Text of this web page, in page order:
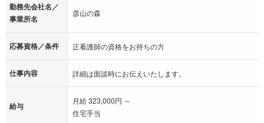
勤務先会社名／
事業所名
彦山の森
応募資格／条件 正看護師の資格をお持ちの方
仕事内容 詳細は面談時にお伝えいたします。
給与
月給 323,000円 ～
住宅手当